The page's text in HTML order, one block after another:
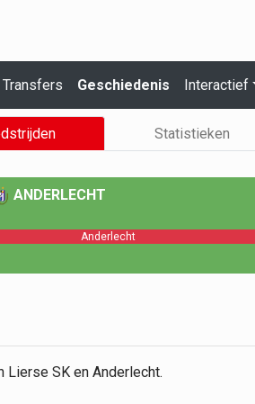
Transfers Geschiedenis Interactief
Statistieken
ANDERLECHT
Anderlecht
SK en Anderlecht.